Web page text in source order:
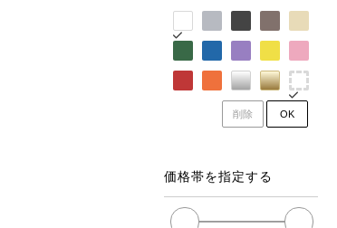
削除 OK
価格帯を指定する